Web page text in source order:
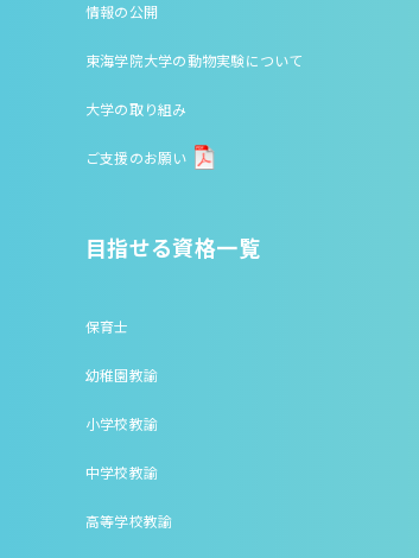
情報の公開
東海学院大学の動物実験について
大学の取り組み
ご支援のお願い
目指せる資格一覧
保育士
幼稚園教諭
小学校教諭
中学校教諭
高等学校教諭